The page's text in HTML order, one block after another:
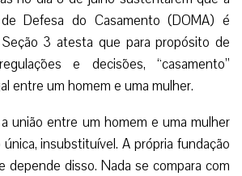
Defesa do Casamento (DOMA) é
3 atesta que para propósito de
e decisões, “casamento”
entre um homem e uma mulher.
união entre um homem e uma mulher
insubstituível. A própria fundação
depende disso. Nada se compara com